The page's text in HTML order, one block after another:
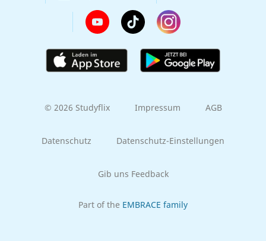
© 2026 Studyflix Impressum AGB
Datenschutz Datenschutz-Einstellungen
Gib uns Feedback
Part of the EMBRACE family